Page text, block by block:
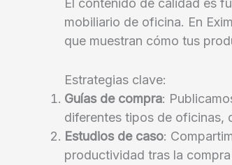
El contenido de calidad es
mobiliario de oficina. En
que muestran cómo tus
Estrategias clave:
Guías de compra:
diferentes tipos de oficinas,
Estudios de caso:
productividad tras la